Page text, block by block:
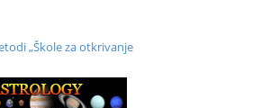
„Škole za otkrivanje